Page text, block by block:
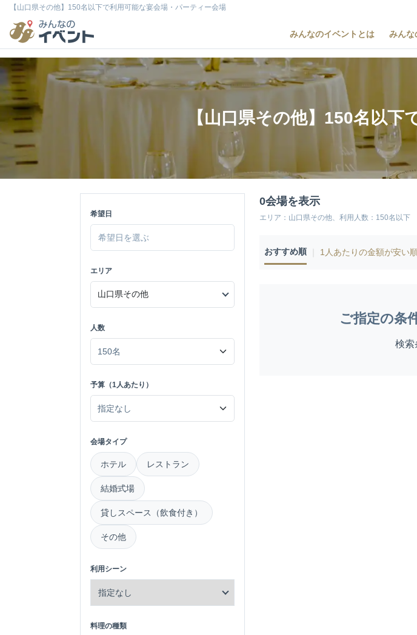
【山口県その他】150名以下で利用可能な宴会場・パーティー会場
みんなのイベントとは みんな
【山口県その他】150名以
希望日
エリア
人数
予算（1人あたり）
会場タイプ
ホテル レストラン
結婚式場
貸しスペース（飲食付き）
その他
利用シーン
料理の種類
0会場を表示
エリア：山口県その他、利用人数：150名以下
おすすめ順 1人あたりの金額が安い
ご指定の条
検索